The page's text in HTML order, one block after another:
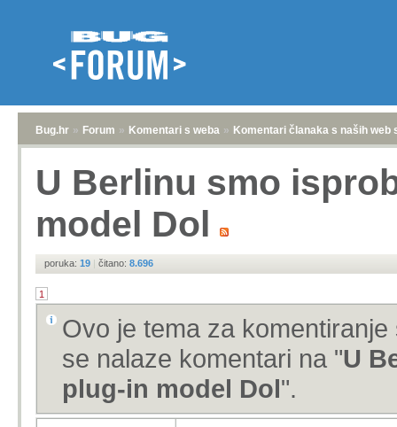
Bug.hr » Forum » Komentari s weba » Komentari članaka s naših web
U Berlinu smo
model Dol
poruka: 19 | čitano: 8.696
1
Ovo je tema za
se nalaze komentari na "U
plug-in model Dol".